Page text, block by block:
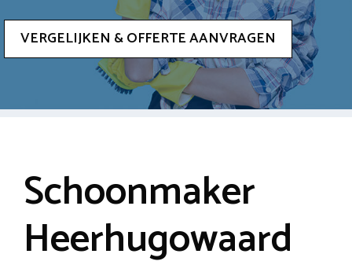
VERGELIJKEN & OFFERTE AANVRAGEN
Schoonmaker
Heerhugowaard